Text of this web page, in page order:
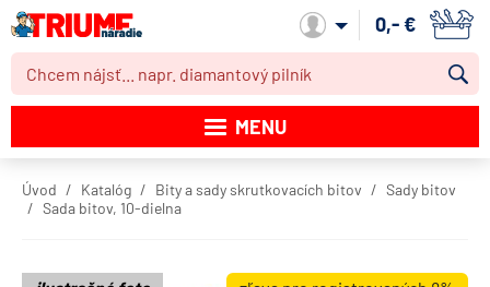
Môj účet
0,- €
MENU
Úvod Katalóg Bity a sady skrutkovacích bitov
Sady bitov
Sada bitov, 10-dielna